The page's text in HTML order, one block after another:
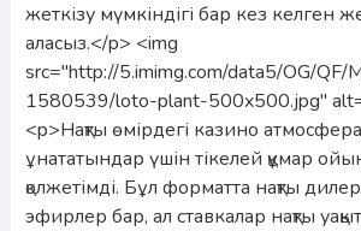
жеткізу мүмкіндігі бар кез келген
аласыз.</p> <img
src="http://5.imimg.com/data5/OG/QF/
1580539/loto-plant-500x500.jpg"
<p>Нақты өмірдегі казино
ұнататындар үшін тікелей құмар
қолжетімді. Бұл форматта нақты
эфирлер бар, ал ставкалар нақты